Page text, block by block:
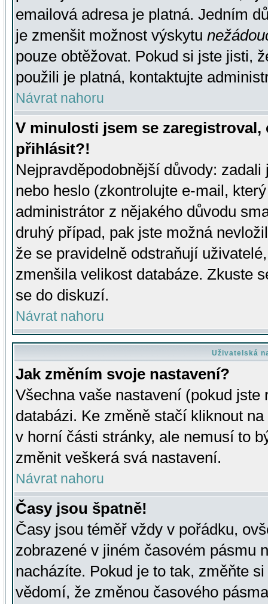
emailová adresa je platná. Jedním
je zmenšit možnost výskytu
pouze obtěžovat. Pokud si jste jisti,
použili je platná, kontaktujte
Návrat nahoru
V minulosti jsem se
přihlásit?!
Nejpravděpodobnější důvody:
nebo heslo (zkontrolujte e-mail,
administrátor z nějakého důvodu
druhý případ, pak jste možná
že se pravidelně odstraňují
zmenšila velikost databáze. Zkuste
se do diskuzí.
Návrat nahoru
Uživatelská
Jak změním svoje nastavení?
Všechna vaše nastavení (pokud
databázi. Ke změně stačí kliknout
v horní části stránky, ale nemusí to
změnit veškerá svá nastavení.
Návrat nahoru
Časy jsou špatně!
Časy jsou téměř vždy v pořádku,
zobrazené v jiném časovém pásmu
nacházíte. Pokud je to tak, změňte
vědomí, že změnou časového